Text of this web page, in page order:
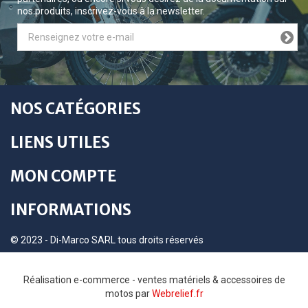
nos produits, inscrivez-vous à la newsletter.
NOS CATÉGORIES
LIENS UTILES
MON COMPTE
INFORMATIONS
© 2023 - Di-Marco SARL tous droits réservés
Réalisation e-commerce - ventes matériels & accessoires de
motos parWebrelief.fr